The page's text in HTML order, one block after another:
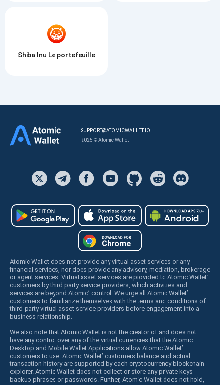
Shiba Inu Le portefeuille
SUPPORT@ATOMICWALLET.IO
2025 © Atomic Wallet
Atomic Wallet does not provide any virtual asset services or any
financial services, nor does provide any advisory, mediation, brokerage
or agent services. Virtual asset services are provided to Atomic Wallet’
customers by third party service providers, which activities and
services are beyond Atomic’ control. We urge all Atomic Wallet’
customers to familiarize themselves with the terms and conditions of
third-party virtual asset service providers before engagement into a
business relationship.
We also note that Atomic Wallet is not the creator of and does not
have any control over any of the virtual currencies that the Atomic
Desktop and Mobile Wallet Applications allow Atomic Wallet’
customers to use. Atomic Wallet’ customers balance and actual
transaction history are supported by each cryptocurrency blockchain
explorer. Atomic Wallet does not collect or store any private keys,
backup phrases or passwords. Further, Atomic Wallet does not hold,